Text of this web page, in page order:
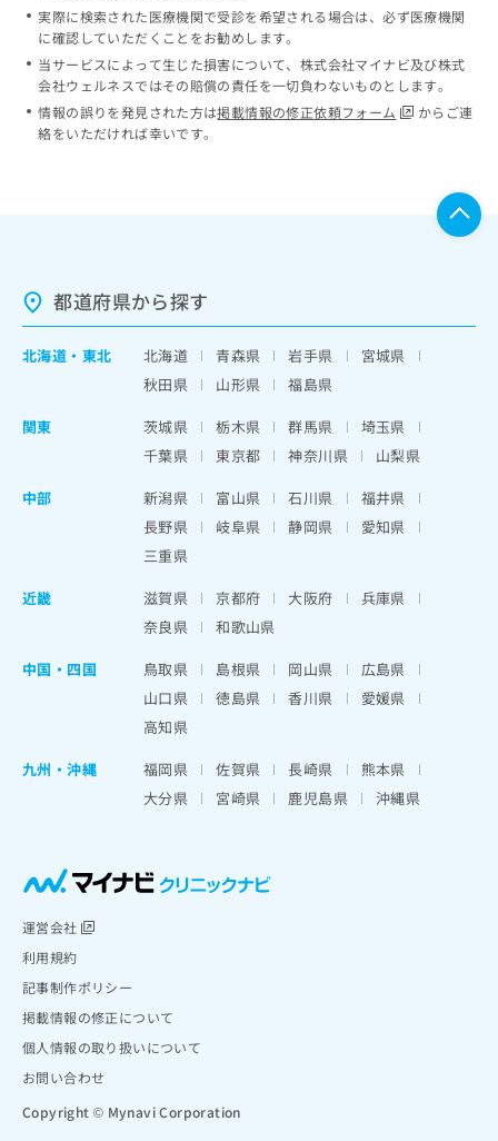
実際に検索された医療機関で受診を希望される場合は、必ず医療機関
に確認していただくことをお勧めします。
当サービスによって生じた損害について、株式会社マイナビ及び株式
会社ウェルネスではその賠償の責任を一切負わないものとします。
情報の誤りを発見された方は掲載情報の修正依頼フォーム
からご連
絡をいただければ幸いです。
都道府県から探す
北海道 ・ 東北 北海道 青森県 岩手県
宮城県
秋田県
山形県
福島県
関東
茨城県 栃木県 群馬県
埼玉県
千葉県
東京都 神奈川県
山梨県
中部
新潟県 富山県 石川県
福井県
長野県
岐阜県 静岡県
愛知県
三重県
近畿
滋賀県 京都府 大阪府
兵庫県
奈良県
和歌山県
中国・四国
鳥取県 島根県 岡山県
広島県
山口県
徳島県 香川県
愛媛県
高知県
九州・沖縄
福岡県 佐賀県 長崎県
熊本県
大分県
宮崎県 鹿児島県 沖縄県
運営会社
利用規約
記事制作ポリシー
掲載情報の修正について
個人情報の取り扱いについて
お問い合わせ
Copyright © Mynavi Corporation